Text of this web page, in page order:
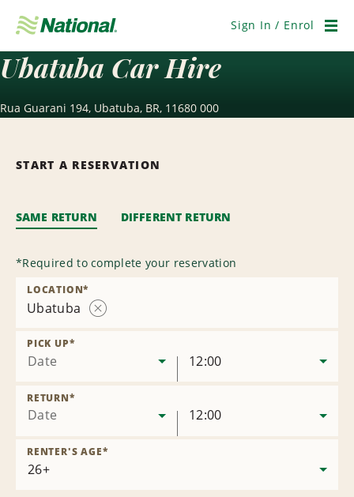
Navigation
Sign In / Enrol
Ubatuba Car Hire
Rua Guarani 194, Ubatuba, BR, 11680 000
START A RESERVATION
SAME RETURN DIFFERENT RETURN
*Required to complete your reservation
Ubatuba
LOCATION*
Date
PICK UP*
12:00
Date
RETURN*
12:00
RENTER'S AGE*